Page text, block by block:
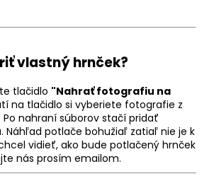
vlastný hrnček?
tlačidlo "Nahrať fotografiu na
na tlačidlo si vyberiete fotografie z
Po nahraní súborov stačí pridať
Náhľad potlače bohužiaľ zatiaľ nie je k
vidieť, ako bude potlačený hrnček
nás prosím emailom.